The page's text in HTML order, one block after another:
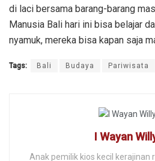
di laci bersama barang-barang
Manusia Bali hari ini bisa belajar
nyamuk, mereka bisa kapan saja
Tags: Bali Budaya Pariwisata
I Wayan
Anak pemilik kios kecil kerajinan